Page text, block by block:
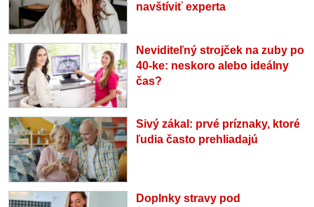
navštíviť experta
Neviditeľný strojček na zuby po
40-ke: neskoro alebo ideálny
čas?
Sivý zákal: prvé príznaky, ktoré
ľudia často prehliadajú
Doplnky stravy pod